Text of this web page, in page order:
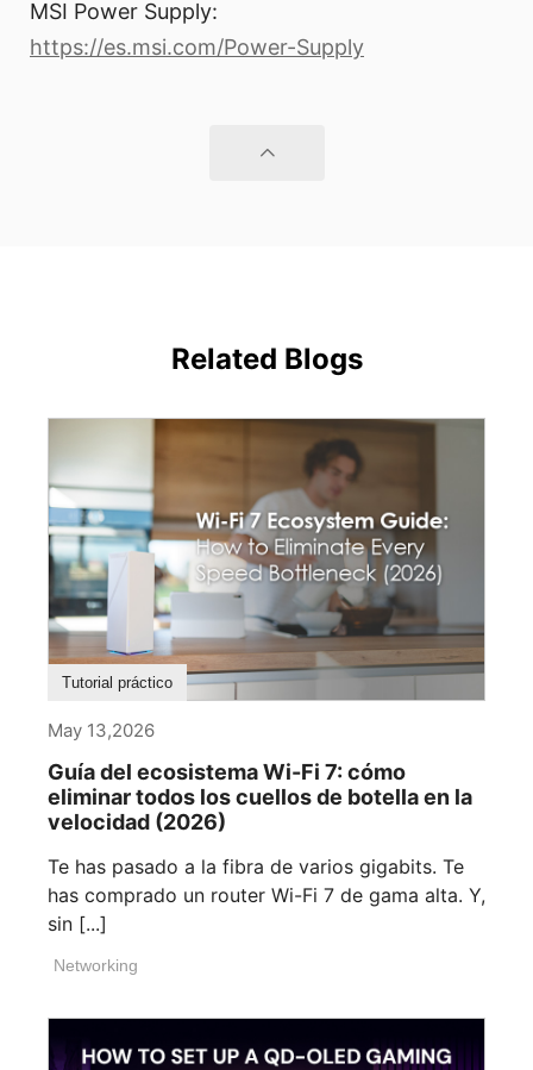
MSI Power Supply:
https://es.msi.com/Power-Supply
Related Blogs
Tutorial práctico
May 13,2026
Guía del ecosistema Wi-Fi 7: cómo
eliminar todos los cuellos de botella en la
velocidad (2026)
Te has pasado a la fibra de varios gigabits. Te
has comprado un router Wi-Fi 7 de gama alta. Y,
sin [...]
Networking